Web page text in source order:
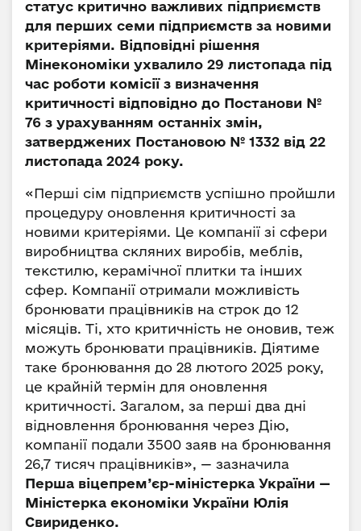
статус критично важливих підприємств
для перших семи підприємств за новими
критеріями. Відповідні рішення
Мінекономіки ухвалило 29 листопада під
час роботи комісії з визначення
критичності відповідно до Постанови №
76 з урахуванням останніх змін,
затверджених Постановою № 1332 від 22
листопада 2024 року.
«Перші сім підприємств успішно пройшли
процедуру оновлення критичності за
новими критеріями. Це компанії зі сфери
виробництва скляних виробів, меблів,
текстилю, керамічної плитки та інших
сфер. Компанії отримали можливість
бронювати працівників на строк до 12
місяців. Ті, хто критичність не оновив, теж
можуть бронювати працівників. Діятиме
таке бронювання до 28 лютого 2025 року,
це крайній термін для оновлення
критичності. Загалом, за перші два дні
відновлення бронювання через Дію,
компанії подали 3500 заяв на бронювання
26,7 тисяч працівників», — зазначила
Перша віцепрем’єр-міністерка України —
Міністерка економіки України Юлія
Свириденко.